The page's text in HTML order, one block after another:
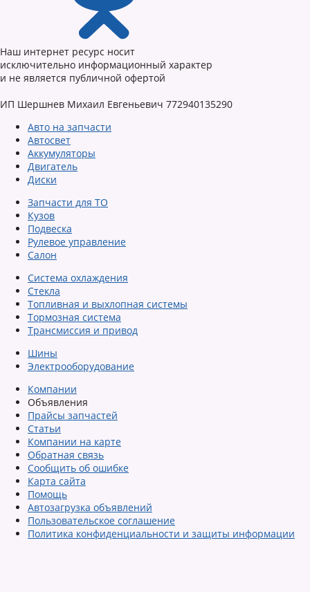
Наш интернет ресурс носит
исключительно информационный характер
и не является публичной офертой
ИП Шершнев Михаил Евгеньевич 772940135290
Авто на запчасти
Автосвет
Аккумуляторы
Двигатель
Диски
Запчасти для ТО
Кузов
Подвеска
Рулевое управление
Салон
Система охлаждения
Стекла
Топливная и выхлопная системы
Тормозная система
Трансмиссия и привод
Шины
Электрооборудование
Компании
Объявления
Прайсы запчастей
Статьи
Компании на карте
Обратная связь
Сообщить об ошибке
Карта сайта
Помощь
Автозагрузка объявлений
Пользовательское соглашение
Политика конфиденциальности и защиты информации